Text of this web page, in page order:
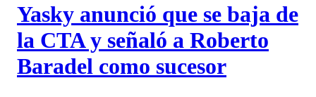
Yasky anunció que se baja de
la CTA y señaló a Roberto
Baradel como sucesor